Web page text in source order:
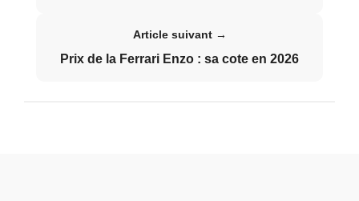
Article suivant →
Prix de la Ferrari Enzo : sa cote en 2026